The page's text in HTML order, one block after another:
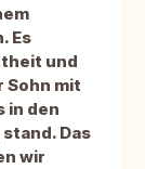
Es
und
Sohn mit
in den
Das
wir